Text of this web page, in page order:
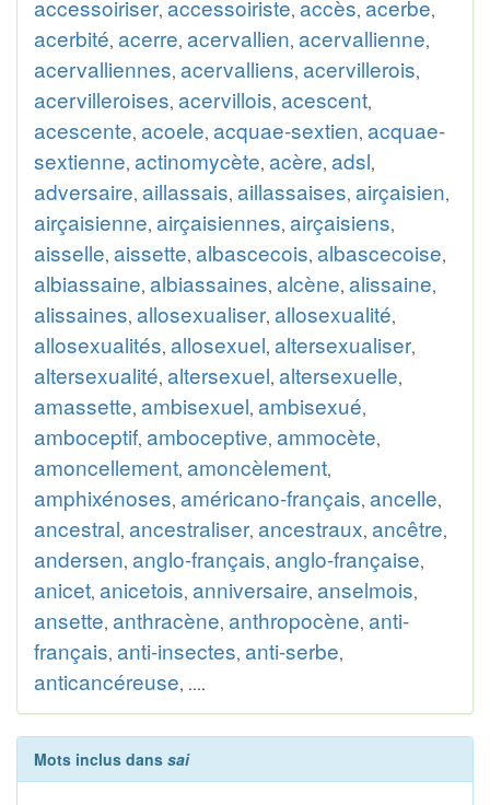
accessoiriser, accessoiriste, accès, acerbe,
acerbité, acerre, acervallien, acervallienne,
acervalliennes, acervalliens, acervillerois,
acervilleroises, acervillois, acescent,
acescente, acoele, acquae-sextien, acquae-
sextienne, actinomycète, acère, adsl,
adversaire, aillassais, aillassaises, airçaisien,
airçaisienne, airçaisiennes, airçaisiens,
aisselle, aissette, albascecois, albascecoise,
albiassaine, albiassaines, alcène, alissaine,
alissaines, allosexualiser, allosexualité,
allosexualités, allosexuel, altersexualiser,
altersexualité, altersexuel, altersexuelle,
amassette, ambisexuel, ambisexué,
amboceptif, amboceptive, ammocète,
amoncellement, amoncèlement,
amphixénoses, américano-français, ancelle,
ancestral, ancestraliser, ancestraux, ancêtre,
andersen, anglo-français, anglo-française,
anicet, anicetois, anniversaire, anselmois,
ansette, anthracène, anthropocène, anti-
français, anti-insectes, anti-serbe,
anticancéreuse, ....
Mots inclus dans sai